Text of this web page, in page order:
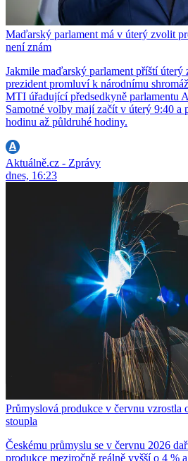
Maďarský parlament má v úterý zvolit
není znám
Jakmile maďarský parlament příští
prezident promluví k národnímu
MTI úřadující předsedkyně parlamentu
Samotné volby mají začít v úterý 9:40 a
hodinu až půldruhé hodiny.
Aktuálně.cz - Zprávy
dnes, 16:23
Průmyslová produkce v červnu vzrostla
stoupla
Českému průmyslu se v červnu 2026
produkce meziročně reálně vyšší o 4 %